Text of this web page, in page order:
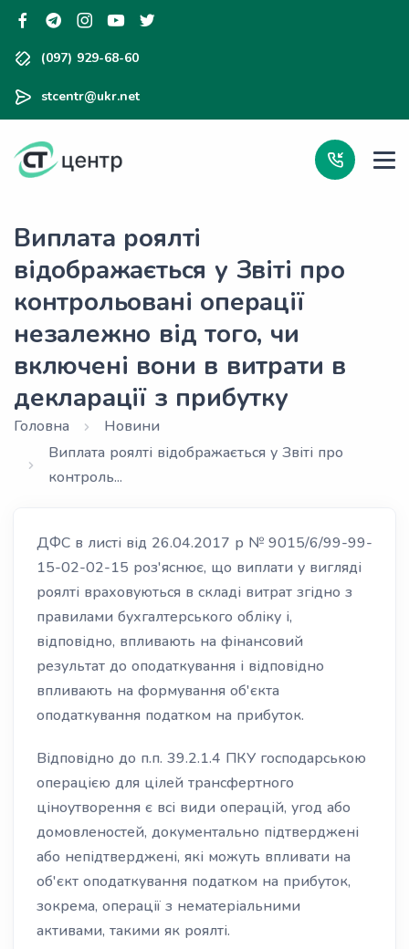
(097) 929-68-60
stcentr@ukr.net
Виплата роялті
відображається у Звіті про
контрольовані операції
незалежно від того, чи
включені вони в витрати в
декларації з прибутку
Головна
Новини
Виплата роялті відображається у Звіті про
контроль...
ДФС в листі від 26.04.2017 р № 9015/6/99-99-
15-02-02-15 роз'яснює, що виплати у вигляді
роялті враховуються в складі витрат згідно з
правилами бухгалтерського обліку і,
відповідно, впливають на фінансовий
результат до оподаткування і відповідно
впливають на формування об'єкта
оподаткування податком на прибуток.
Відповідно до п.п. 39.2.1.4 ПКУ господарською
операцією для цілей трансфертного
ціноутворення є всі види операцій, угод або
домовленостей, документально підтверджені
або непідтверджені, які можуть впливати на
об'єкт оподаткування податком на прибуток,
зокрема, операції з нематеріальними
активами, такими як роялті.